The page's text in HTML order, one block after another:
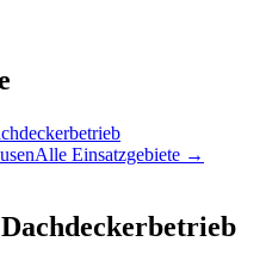
Alle Einsatzgebiete →